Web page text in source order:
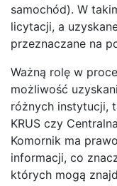
samochód). W
licytacji, a
przeznaczane na
Ważną rolę w
możliwość
różnych instytucji,
KRUS czy
Komornik ma
informacji, co
których mogą